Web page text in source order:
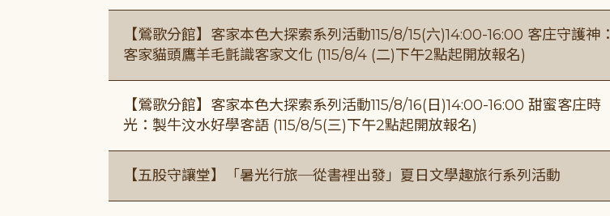
【鶯歌分館】客家本色大探索系列活動115/8/15(六)14:00-16:00 客庄守護神：
客家貓頭鷹羊毛氈識客家文化 (115/8/4 (二)下午2點起開放報名)
【鶯歌分館】客家本色大探索系列活動115/8/16(日)14:00-16:00 甜蜜客庄時
光：製牛汶水好學客語 (115/8/5(三)下午2點起開放報名)
【五股守讓堂】「暑光行旅─從書裡出發」夏日文學趣旅行系列活動